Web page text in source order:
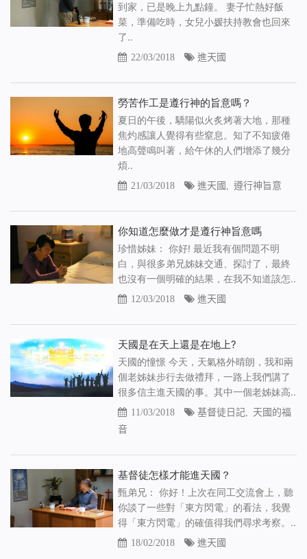
到家，已是晚上九點鐘。 妻子忙熱好飯
菜，準備吃時，女兒小媛扶持教會也回來
了..
22/03/2018 進天國
勞苦作工是遵行神的旨意嗎？
夏日的午後，驕陽似火炙烤著大地，那種
焦灼感讓人覺得有些窒息。知了不知疲倦
地高聲鳴叫著，給午休的人們增添了幾分
煩..
21/03/2018 進天國 遵行神旨意
你知道怎麼做才是遵行神旨意嗎
珍惜姊妹： 你好! 最近我有個問題不明
白，與很多弟兄姊妹交通、探討了，最終
也沒有一個明確的結果，在我不知道該怎..
12/03/2018 進天國
天國是在天上還是在地上?
天國的憧憬 今天，天氣格外晴朗，我和兩
個老姊妹步行去做禮拜，一路上我們講了
很多信主進天國的事。其中一個老姊妹高..
11/03/2018 基督徒日記
天國的福
音
基督徒怎樣才能進天國？
甄弟兄： 你好！上次在同工交流會上，聽
你談了一些對「東方閃電」的看法，我覺
得「東方閃電」的確值得我們尋求考察。..
18/02/2018 進天國